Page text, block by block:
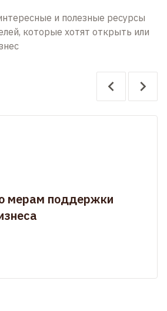
и полезные ресурсы
которые хотят открыть или
мерам поддержки